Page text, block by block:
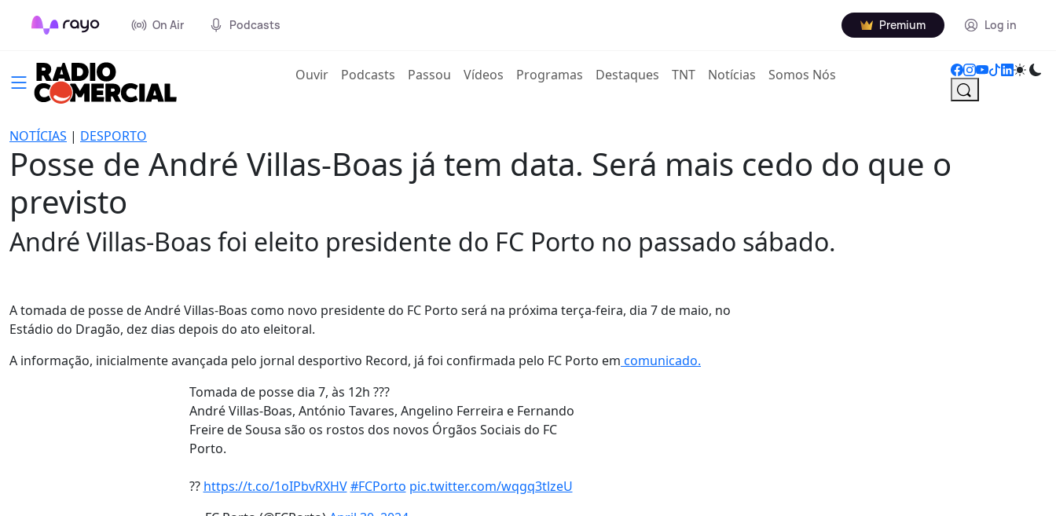
On Air Podcasts Premium Log in
Ouvir(current)
Podcasts Passou Vídeos Programas Destaques TNT Notícias Somos Nós
NOTÍCIAS | DESPORTO
Posse de André Villas-Boas já tem data. Será mais cedo do que o
previsto
André Villas-Boas foi eleito presidente do FC Porto no passado sábado.
A tomada de posse de André Villas-Boas como novo presidente do FC Porto será na próxima terça-feira, dia 7 de maio, no
Estádio do Dragão, dez dias depois do ato eleitoral.
A informação, inicialmente avançada pelo jornal desportivo Record, já foi confirmada pelo FC Porto em comunicado.
Tomada de posse dia 7, às 12h ???
André Villas-Boas, António Tavares, Angelino Ferreira e Fernando
Freire de Sousa são os rostos dos novos Órgãos Sociais do FC
Porto.
?? https://t.co/1oIPbvRXHV #FCPorto pic.twitter.com/wqgq3tlzeU